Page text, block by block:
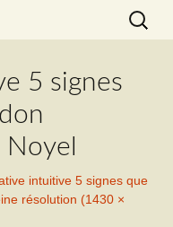
5 signes
intuitive 5 signes que
résolution (1430 ×